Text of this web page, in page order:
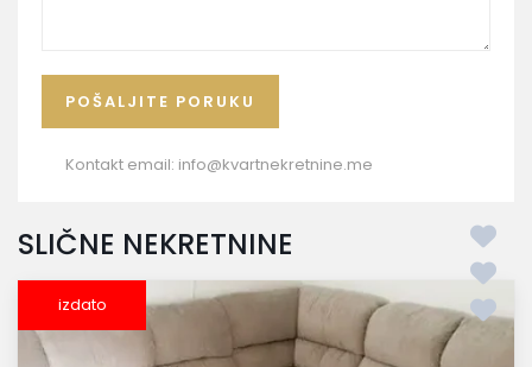
Kontakt email: info@kvartnekretnine.me
SLIČNE NEKRETNINE
izdato